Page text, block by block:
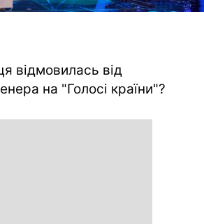
відмовилась від
на "Голосі країни"?